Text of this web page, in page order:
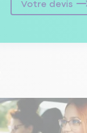
Votre devis